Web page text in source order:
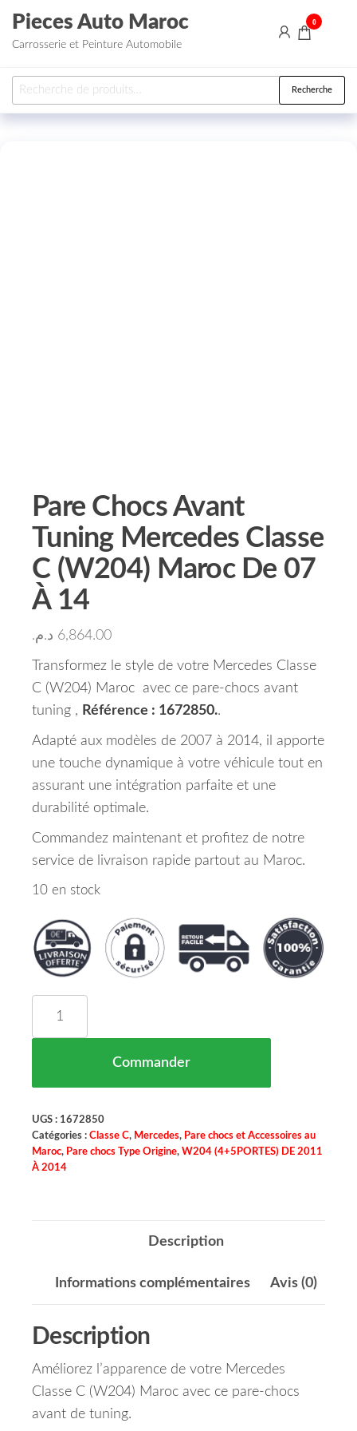
Aller au contenu
Pieces Auto Maroc
Carrosserie et Peinture Automobile
0
Recherche pour : Recherche
Pare Chocs Avant
Tuning Mercedes Classe
C (W204) Maroc De 07
À 14
6,864.00 د.م.
Transformez le style de votre Mercedes Classe
C (W204) Maroc avec ce pare-chocs avant
tuning , Référence : 1672850..
Adapté aux modèles de 2007 à 2014, il apporte
une touche dynamique à votre véhicule tout en
assurant une intégration parfaite et une
durabilité optimale.
Commandez maintenant et profitez de notre
service de livraison rapide partout au Maroc.
10 en stock
Commander
UGS : 1672850
Catégories : Classe C, Mercedes, Pare chocs et Accessoires au
Maroc, Pare chocs Type Origine, W204 (4+5PORTES) DE 2011
À 2014
Description
Informations complémentaires Avis (0)
Description
Améliorez l’apparence de votre Mercedes
Classe C (W204) Maroc avec ce pare-chocs
avant de tuning.